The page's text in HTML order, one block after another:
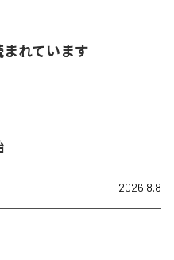
れています
2026.8.8